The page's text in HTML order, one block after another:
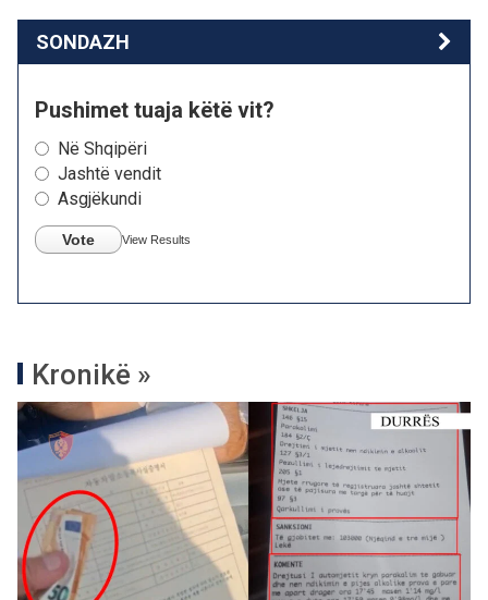
SONDAZH
Pushimet tuaja këtë vit?
Në Shqipëri
Jashtë vendit
Asgjëkundi
Vote View Results
Kronikë »